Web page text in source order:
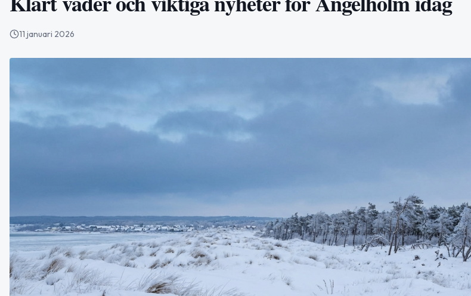
11 januari 2026